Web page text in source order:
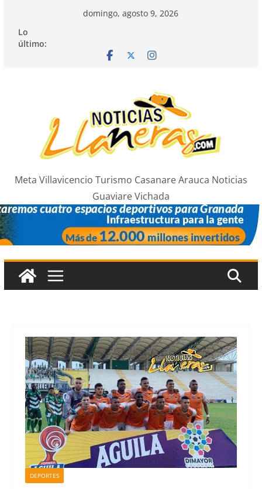
contenido
domingo, agosto 9, 2026
Lo
último:
Meta Villavicencio Turismo Casanare Arauca Noticias
Guaviare Vichada
DEPORTES